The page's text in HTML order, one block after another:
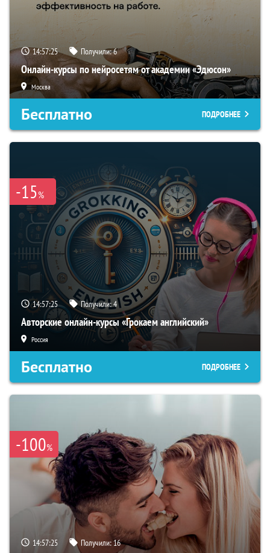
14:57:24 Получили:6
Онлайн-курсы по нейросетям от академии «Эдюсон»
Москва
Бесплатно ПОДРОБНЕЕ
-15%
14:57:24 Получили:4
Авторские онлайн-курсы «Грокаем английский»
Россия
Бесплатно ПОДРОБНЕЕ
-100%
14:57:24 Получили:16